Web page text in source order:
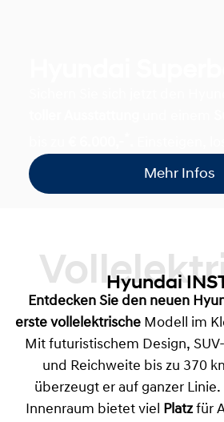
Mehr Infos
Hyundai
Entdecken Sie den neuen
erste vollelektrischeModell im
Mit futuristischem Design,
und Reichweite bis zu 370
überzeugt er auf ganzer
Innenraum bietet viel
Platzfür